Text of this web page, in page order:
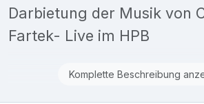
Darbietung der Musik von
Fartek- Live im HPB
Komplette Beschreibung